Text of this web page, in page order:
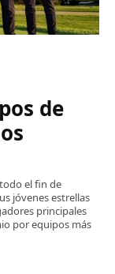
de
el fin de
jóvenes estrellas
principales
por equipos más